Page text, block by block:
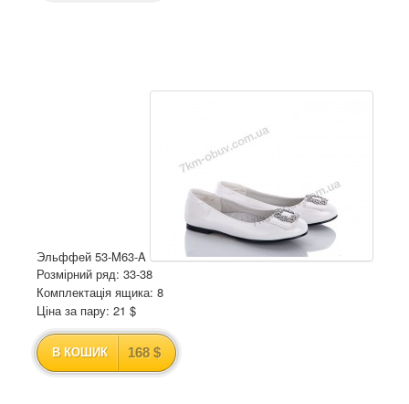
Эльффей 53-M63-A
Розмірний ряд: 33-38
Комплектація ящика: 8
Ціна за пару: 21 $
В КОШИК 168 $